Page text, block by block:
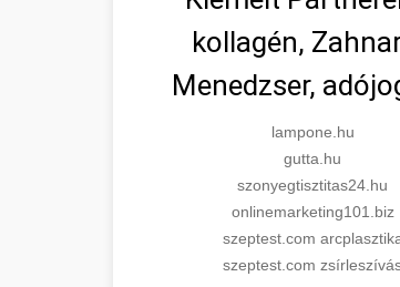
kollagén,
Menedzser,
lampone.hu
gutta.hu
szonyegtisztitas24.hu
onlinemarketing101.biz
szeptest.com
szeptest.com